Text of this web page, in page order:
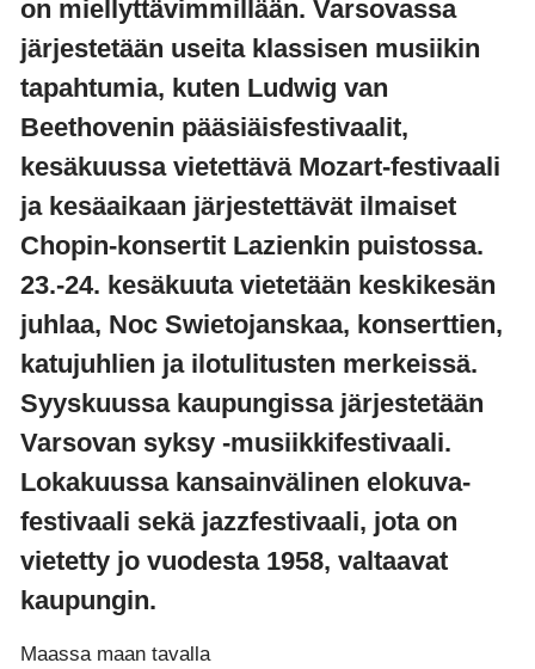
on miellyttävimmillään. Varsovassa
järjestetään useita klassisen musiikin
tapahtumia, kuten Ludwig van
Beethovenin pääsiäisfestivaalit,
kesäkuussa vietettävä Mozart-festivaali
ja kesäaikaan järjestettävät ilmaiset
Chopin-konsertit Lazienkin puistossa.
23.-24. kesäkuuta vietetään keskikesän
juhlaa, Noc Swietojanskaa, konserttien,
katujuhlien ja ilotulitusten merkeissä.
Syyskuussa kaupungissa järjestetään
Varsovan syksy -musiikkifestivaali.
Lokakuussa kansainvälinen elokuva-
festivaali sekä jazzfestivaali, jota on
vietetty jo vuodesta 1958, valtaavat
kaupungin.
Maassa maan tavalla